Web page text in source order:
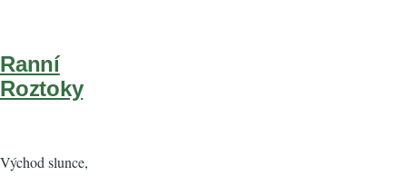
Ranní
Roztoky
Východ slunce,